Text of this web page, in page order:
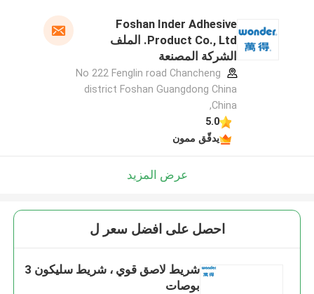
Foshan Inder Adhesive
Product Co., Ltd. الملف
الشركة المصنعة
No 222 Fenglin road Chancheng
district Foshan Guangdong China
,China
5.0
يدقّق ممون
عرض المزيد
احصل على افضل سعر ل
شريط لاصق قوي ، شريط سليكون 3
بوصات